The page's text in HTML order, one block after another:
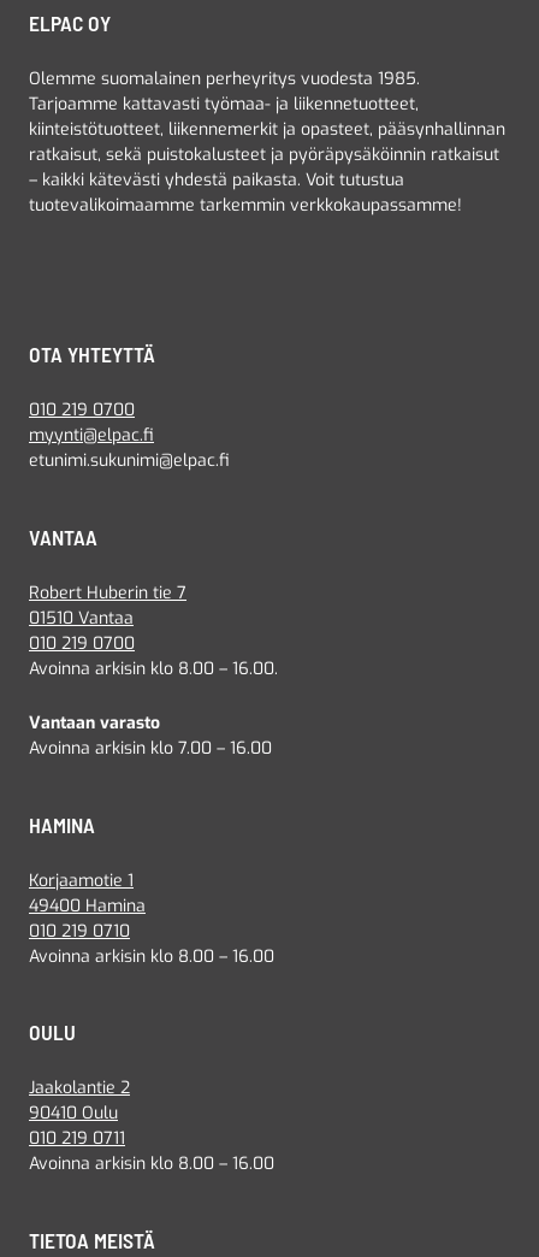
ELPAC OY
Olemme suomalainen perheyritys vuodesta 1985.
Tarjoamme kattavasti työmaa- ja liikennetuotteet,
kiinteistötuotteet, liikennemerkit ja opasteet, pääsynhallinnan
ratkaisut, sekä puistokalusteet ja pyöräpysäköinnin ratkaisut
– kaikki kätevästi yhdestä paikasta. Voit tutustua
tuotevalikoimaamme tarkemmin verkkokaupassamme!
OTA YHTEYTTÄ
010 219 0700
myynti@elpac.fi
etunimi.sukunimi@elpac.fi
VANTAA
Robert Huberin tie 7
01510 Vantaa
010 219 0700
Avoinna arkisin klo 8.00 – 16.00.
Vantaan varasto
Avoinna arkisin klo 7.00 – 16.00
HAMINA
Korjaamotie 1
49400 Hamina
010 219 0710
Avoinna arkisin klo 8.00 – 16.00
OULU
Jaakolantie 2
90410 Oulu
010 219 0711
Avoinna arkisin klo 8.00 – 16.00
TIETOA MEISTÄ